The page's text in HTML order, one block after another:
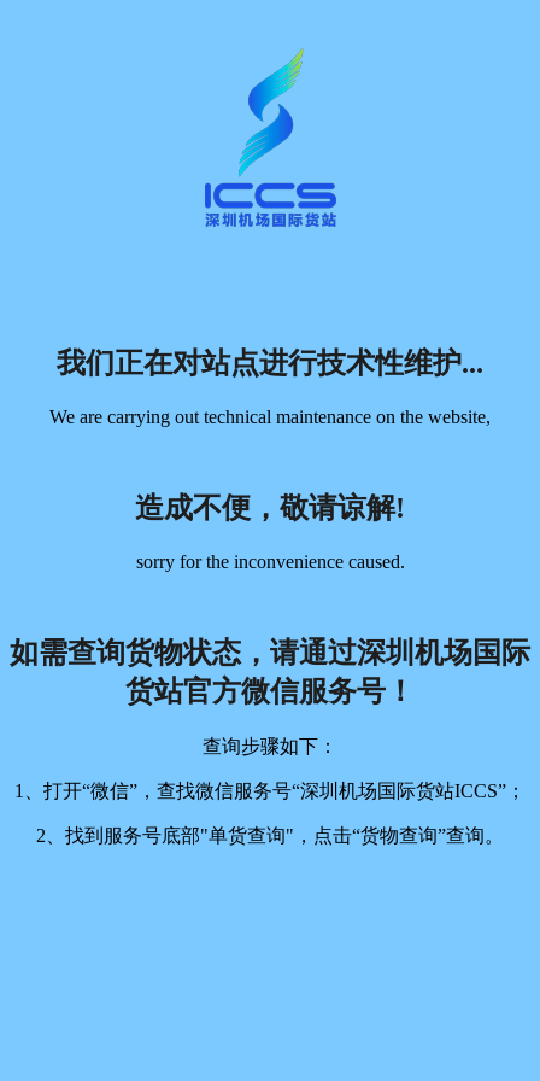
我们正在对站点进行技术性维护...
We are carrying out technical maintenance on the website,
造成不便，敬请谅解!
sorry for the inconvenience caused.
如需查询货物状态，请通过深圳机场国际
货站官方微信服务号！
查询步骤如下：
1、打开“微信”，查找微信服务号“深圳机场国际货站ICCS”；
2、找到服务号底部"单货查询"，点击“货物查询”查询。